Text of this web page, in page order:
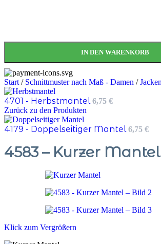
IN DEN WARENKORB
Start / Schnittmuster nach Maß - Damen /
4701 - Herbstmantel6,75 €
Zurück zu den Produkten
4179 - Doppelseitiger Mantel6,75 €
4583 – Kurzer Mantel
Klick zum Vergrößern